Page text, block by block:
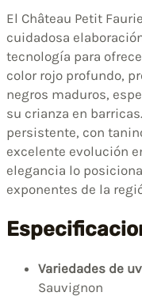
El Château Petit
cuidadosa
tecnología para
color rojo profundo,
negros maduros,
su crianza en
persistente, con
excelente evolución
elegancia lo
exponentes de la
Variedades de
Sauvignon